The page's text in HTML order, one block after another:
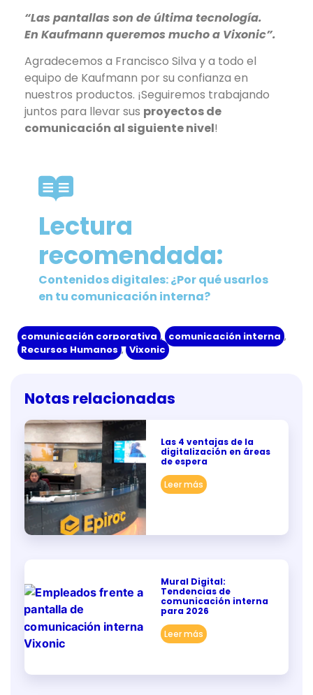
“Las pantallas son de última tecnología.
En Kaufmann queremos mucho a Vixonic”.
Agradecemos a Francisco Silva y a todo el
equipo de Kaufmann por su confianza en
nuestros productos. ¡Seguiremos trabajando
juntos para llevar sus proyectos de
comunicación al siguiente nivel!
Lectura
recomendada:
Contenidos digitales: ¿Por qué usarlos
en tu comunicación interna?
comunicación corporativa , comunicación interna ,
Recursos Humanos , Vixonic
Notas relacionadas
Las 4 ventajas de la
digitalización en áreas
de espera
Leer más
Mural Digital:
Tendencias de
comunicación interna
para 2026
Leer más